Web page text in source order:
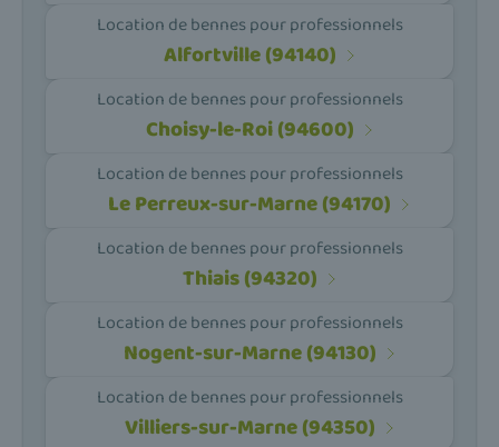
Location de bennes pour professionnels
Alfortville (94140)
Location de bennes pour professionnels
Choisy-le-Roi (94600)
Location de bennes pour professionnels
Le Perreux-sur-Marne (94170)
Location de bennes pour professionnels
Thiais (94320)
Location de bennes pour professionnels
Nogent-sur-Marne (94130)
Location de bennes pour professionnels
Villiers-sur-Marne (94350)